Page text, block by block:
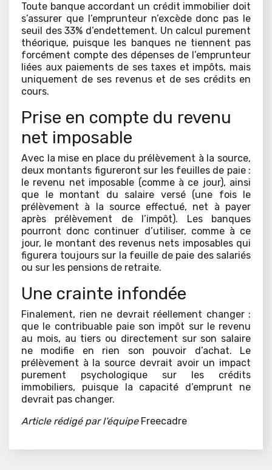
Toute banque accordant un crédit immobilier doit
s’assurer que l’emprunteur n’excède donc pas le
seuil des 33% d’endettement. Un calcul purement
théorique, puisque les banques ne tiennent pas
forcément compte des dépenses de l’emprunteur
liées aux paiements de ses taxes et impôts, mais
uniquement de ses revenus et de ses crédits en
cours.
Prise en compte du revenu
net imposable
Avec la mise en place du prélèvement à la source,
deux montants figureront sur les feuilles de paie :
le revenu net imposable (comme à ce jour), ainsi
que le montant du salaire versé (une fois le
prélèvement à la source effectué, net à payer
après prélèvement de l’impôt). Les banques
pourront donc continuer d’utiliser, comme à ce
jour, le montant des revenus nets imposables qui
figurera toujours sur la feuille de paie des salariés
ou sur les pensions de retraite.
Une crainte infondée
Finalement, rien ne devrait réellement changer :
que le contribuable paie son impôt sur le revenu
au mois, au tiers ou directement sur son salaire
ne modifie en rien son pouvoir d’achat. Le
prélèvement à la source devrait avoir un impact
purement psychologique sur les crédits
immobiliers, puisque la capacité d’emprunt ne
devrait pas changer.
Article rédigé par l’équipe Freecadre